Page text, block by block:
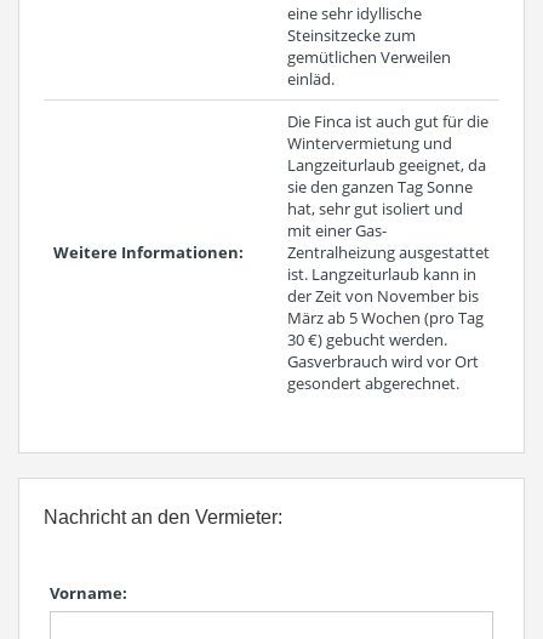
eine sehr idyllische
Steinsitzecke zum
gemütlichen Verweilen
einläd.
Weitere Informationen:
Die Finca ist auch gut für die
Wintervermietung und
Langzeiturlaub geeignet, da
sie den ganzen Tag Sonne
hat, sehr gut isoliert und
mit einer Gas-
Zentralheizung ausgestattet
ist. Langzeiturlaub kann in
der Zeit von November bis
März ab 5 Wochen (pro Tag
30 €) gebucht werden.
Gasverbrauch wird vor Ort
gesondert abgerechnet.
Nachricht an den Vermieter:
Vorname: